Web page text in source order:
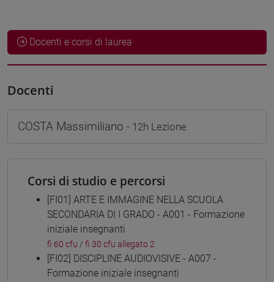
Docenti e corsi di laurea
Docenti
COSTA Massimiliano - 12h Lezione
Corsi di studio e percorsi
[FI01] ARTE E IMMAGINE NELLA SCUOLA
SECONDARIA DI I GRADO - A001 - Formazione
iniziale insegnanti
fi 60 cfu / fi 30 cfu allegato 2
[FI02] DISCIPLINE AUDIOVISIVE - A007 -
Formazione iniziale insegnanti